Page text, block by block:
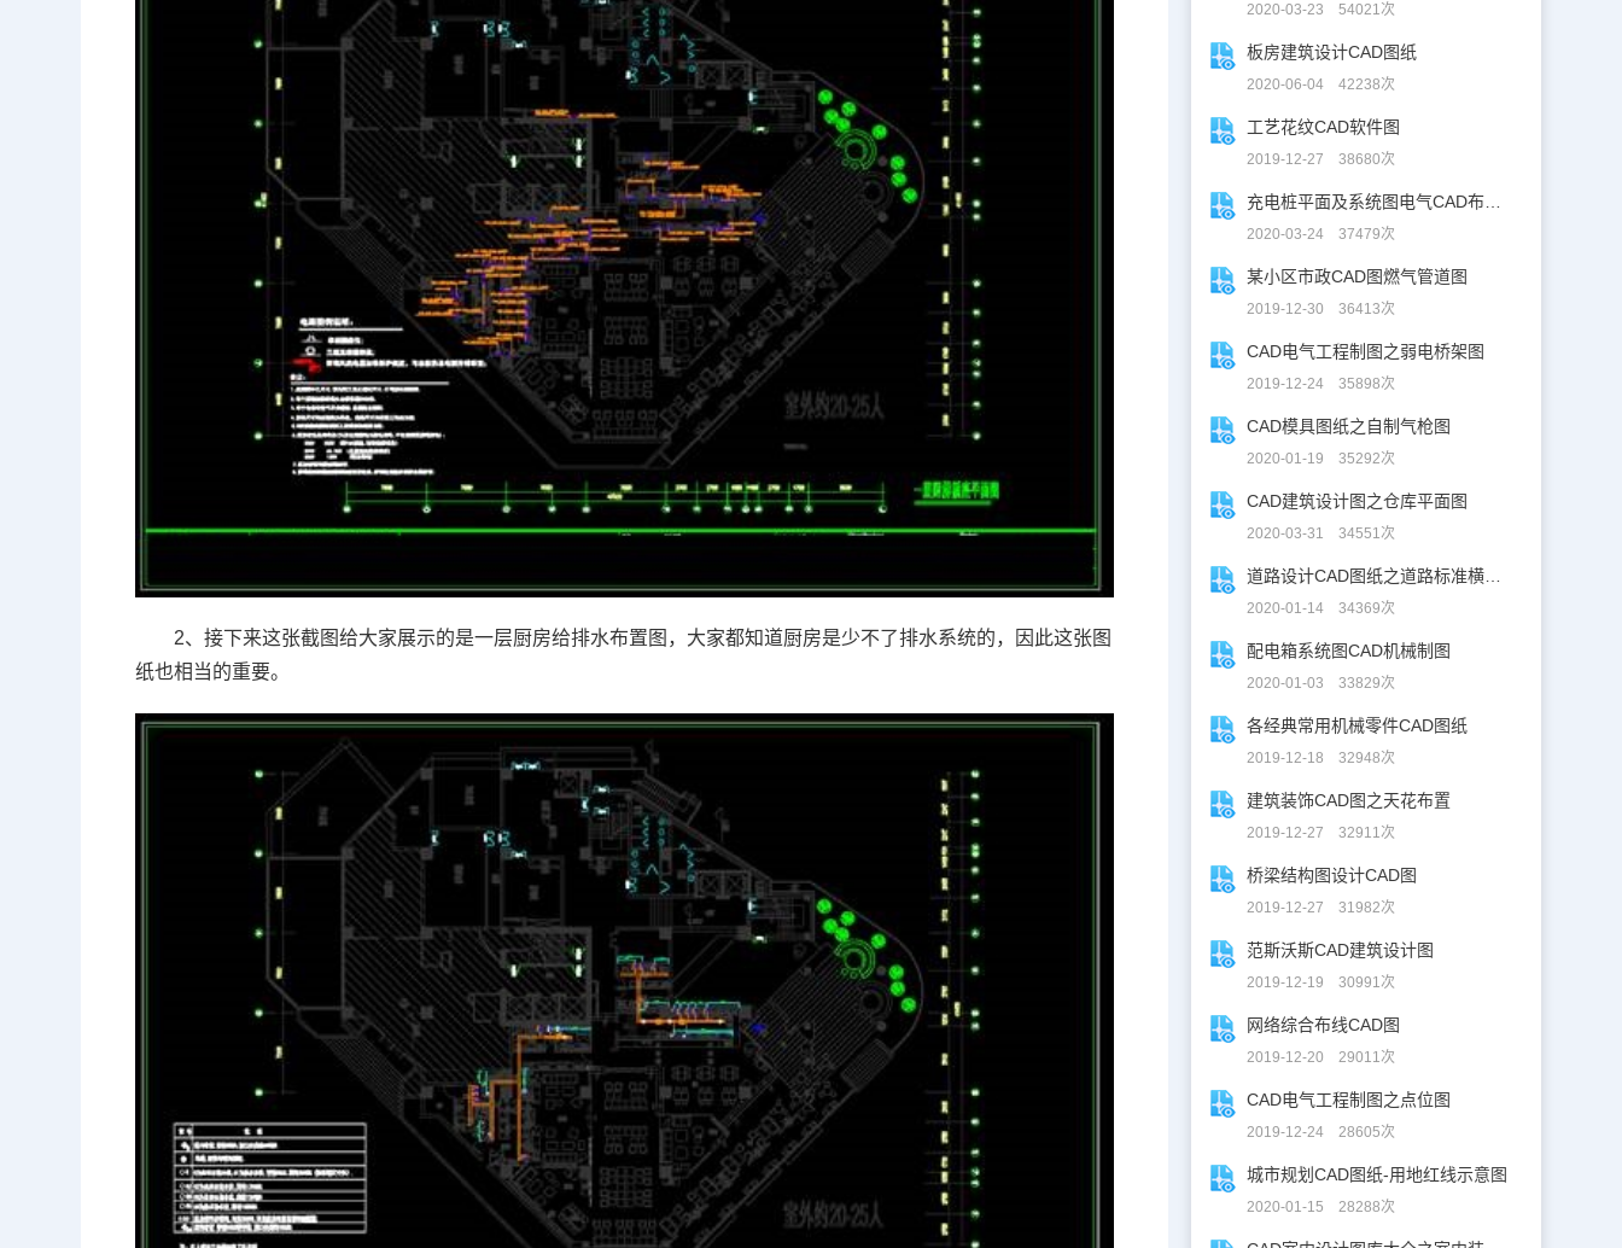
2、接下来这张截图给大家展示的是一层厨房给排水布置图，大家都知道厨房是少不了排水系统的，因此这张图
纸也相当的重要。
2020-03-23 54021次
板房建筑设计CAD图纸
2020-06-04 42238次
工艺花纹CAD软件图
2019-12-27 38680次
2020-03-24 37479次
某小区市政CAD图燃气管道图
2019-12-30 36413次
CAD电气工程制图之弱电桥架图
2019-12-24 35898次
CAD模具图纸之自制气枪图
2020-01-19 35292次
CAD建筑设计图之仓库平面图
2020-03-31 34551次
2020-01-14 34369次
配电箱系统图CAD机械制图
2020-01-03 33829次
各经典常用机械零件CAD图纸
2019-12-18 32948次
建筑装饰CAD图之天花布置
2019-12-27 32911次
桥梁结构图设计CAD图
2019-12-27 31982次
范斯沃斯CAD建筑设计图
2019-12-19 30991次
网络综合布线CAD图
2019-12-20 29011次
CAD电气工程制图之点位图
2019-12-24 28605次
城市规划CAD图纸-用地红线示意图
2020-01-15 28288次